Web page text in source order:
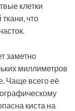
клетки
что
заметно
миллиметров
Чаще всего её
киста на